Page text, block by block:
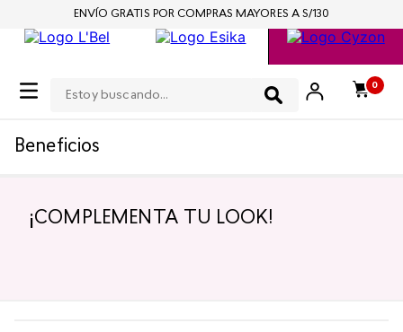
0
ENVÍO GRATIS POR COMPRAS MAYORES A S/130
Beneficios
¡COMPLEMENTA TU LOOK!